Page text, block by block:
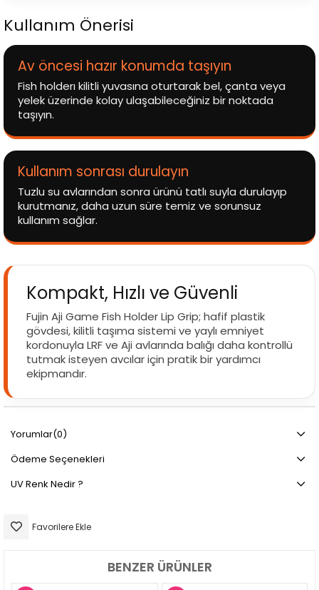
Kullanım Önerisi
Av öncesi hazır konumda taşıyın
Fish holderı kilitli yuvasına oturtarak bel, çanta veya
yelek üzerinde kolay ulaşabileceğiniz bir noktada
taşıyın.
Kullanım sonrası durulayın
Tuzlu su avlarından sonra ürünü tatlı suyla durulayıp
kurutmanız, daha uzun süre temiz ve sorunsuz
kullanım sağlar.
Kompakt, Hızlı ve Güvenli
Fujin Aji Game Fish Holder Lip Grip; hafif plastik
gövdesi, kilitli taşıma sistemi ve yaylı emniyet
kordonuyla LRF ve Aji avlarında balığı daha kontrollü
tutmak isteyen avcılar için pratik bir yardımcı
ekipmandır.
Yorumlar(0)
Ödeme Seçenekleri
UV Renk Nedir ?
Favorilere Ekle
BENZER ÜRÜNLER